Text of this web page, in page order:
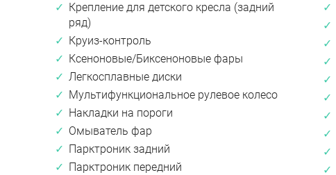
Крепление для детского кресла (задний
ряд)
Круиз-контроль
Ксеноновые/Биксеноновые фары
Легкосплавные диски
Мультифункциональное рулевое колесо
Накладки на пороги
Омыватель фар
Парктроник задний
Парктроник передний